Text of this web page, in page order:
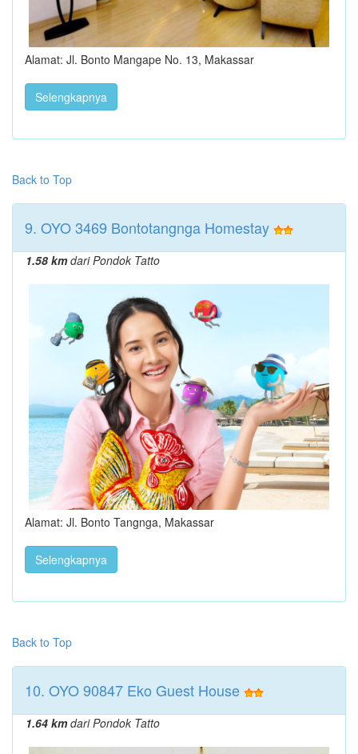
Alamat: Jl. Bonto Mangape No. 13, Makassar
Selengkapnya
Back to Top
9. OYO 3469 Bontotangnga Homestay
1.58 kmdari Pondok Tatto
Alamat: Jl. Bonto Tangnga, Makassar
Selengkapnya
Back to Top
10. OYO 90847 Eko Guest House
1.64 kmdari Pondok Tatto